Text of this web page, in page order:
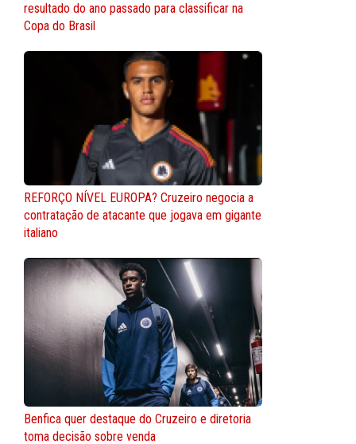
resultado do ano passado para classificar na
Copa do Brasil
REFORÇO NÍVEL EUROPA? Cruzeiro negocia a
contratação de atacante que jogava em gigante
italiano
Benfica quer destaque do Cruzeiro e diretoria
toma decisão sobre venda